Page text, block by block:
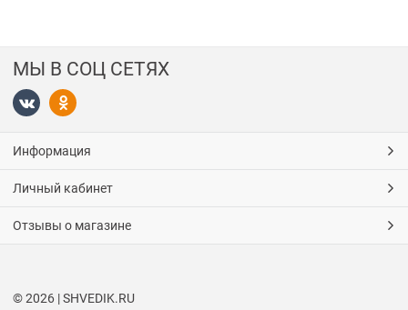
МЫ В СОЦ СЕТЯХ
Информация
Личный кабинет
Отзывы о магазине
© 2026 | SHVEDIK.RU